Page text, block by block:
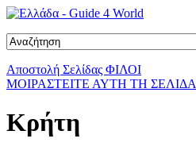
Αποστολή Σελίδας ΦΙΛΟΙ
ΜΟΙΡΑΣΤΕΙΤΕ ΑΥΤΗ ΤΗ ΣΕΛΙΔΑ
Κρήτη